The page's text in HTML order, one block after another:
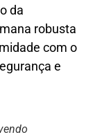
da
robusta
com o
e